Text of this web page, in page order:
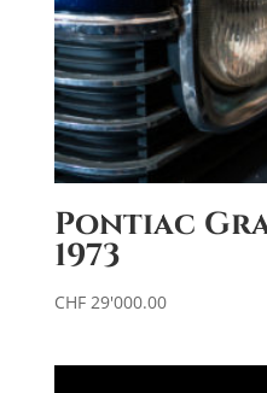
Pontiac
1973
CHF29'000.00